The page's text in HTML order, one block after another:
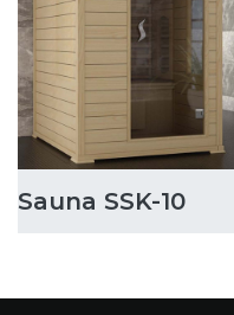
Sauna SSK-10